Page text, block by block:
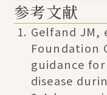
参考文献
Gelfand JM,
Foundation
guidance
disease